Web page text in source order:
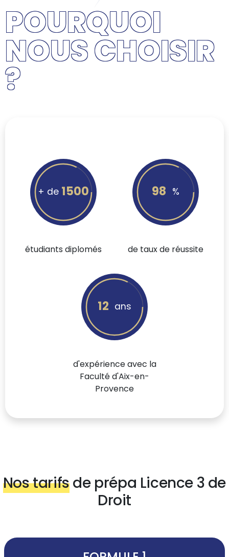
POURQUOI
NOUS CHOISIR
?
+ de 1500
étudiants diplomés
98 %
de taux de réussite
12 ans
d'expérience avec la
Faculté d'Aix-en-
Provence
Nos tarifsde prépa Licence 3 de
Droit